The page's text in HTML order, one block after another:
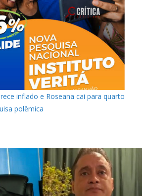
inflado e Roseana cai para quarto
polêmica